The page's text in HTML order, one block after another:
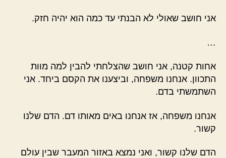
אני חושב שאולי לא הבנתי עד כמה הוא יהיה חזק.
…
אחות קטנה, אני חושב שהצלחתי להבין למה מוות
התכוון. אנחנו משפחה, וביצענו את הקסם ביחד. אני
השתמשתי בדם.
אנחנו משפחה, אז אנחנו באים מאותו דם. הדם שלנו
קשור.
הדם שלנו קשור, ואני נמצא באזור המעבר שבין עולם